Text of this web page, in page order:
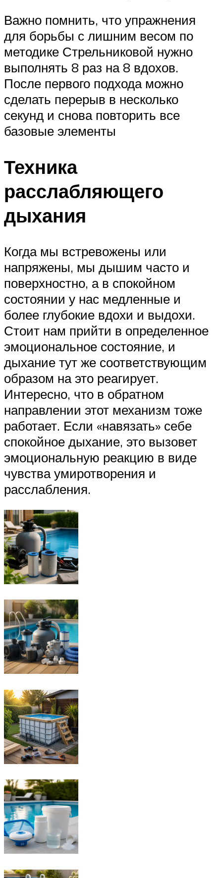
Важно помнить, что упражнения
для борьбы с лишним весом по
методике Стрельниковой нужно
выполнять 8 раз на 8 вдохов.
После первого подхода можно
сделать перерыв в несколько
секунд и снова повторить все
базовые элементы
Техника
расслабляющего
дыхания
Когда мы встревожены или
напряжены, мы дышим часто и
поверхностно, а в спокойном
состоянии у нас медленные и
более глубокие вдохи и выдохи.
Стоит нам прийти в определенное
эмоциональное состояние, и
дыхание тут же соответствующим
образом на это реагирует.
Интересно, что в обратном
направлении этот механизм тоже
работает. Если «навязать» себе
спокойное дыхание, это вызовет
эмоциональную реакцию в виде
чувства умиротворения и
расслабления.